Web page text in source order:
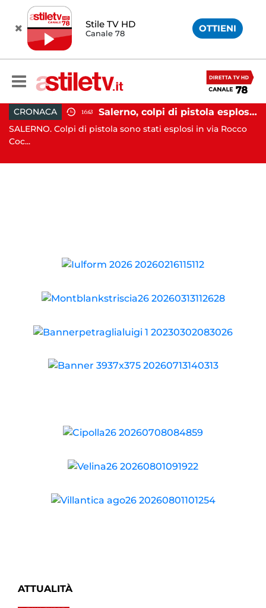
Stile TV HD
Canale 78 OTTIENI
CRONACA 16:43 Salerno, colpi di pistola esplosi a Pastena: paura tra i residenti
SALERNO. Colpi di pistola sono stati esplosi in via Rocco
Coc...
ATTUALITÀ